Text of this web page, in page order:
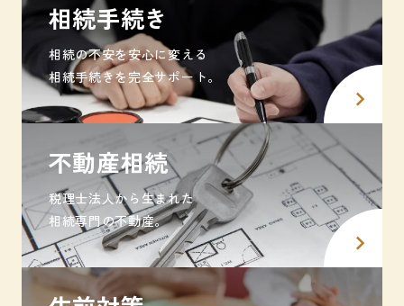
相続手続き
相続の不安を安心に変える
相続手続きを完全サポート。
不動産相続
税理士法人から生まれた
相続専門の不動産。